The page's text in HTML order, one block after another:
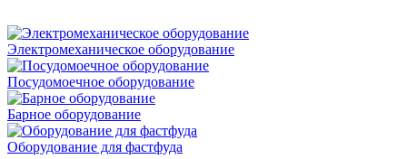
Электромеханическое оборудование
Посудомоечное оборудование
Барное оборудование
Оборудование для фастфуда